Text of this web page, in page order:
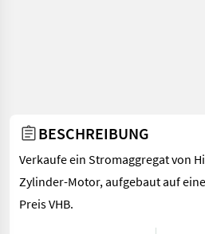
BESCHREIBUNG
Verkaufe ein Stromaggregat von
Zylinder-Motor, aufgebaut auf
Preis VHB.